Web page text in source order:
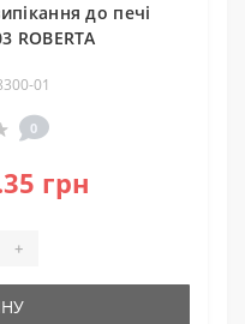
до печі
ROBERTA
01
0
грн
+